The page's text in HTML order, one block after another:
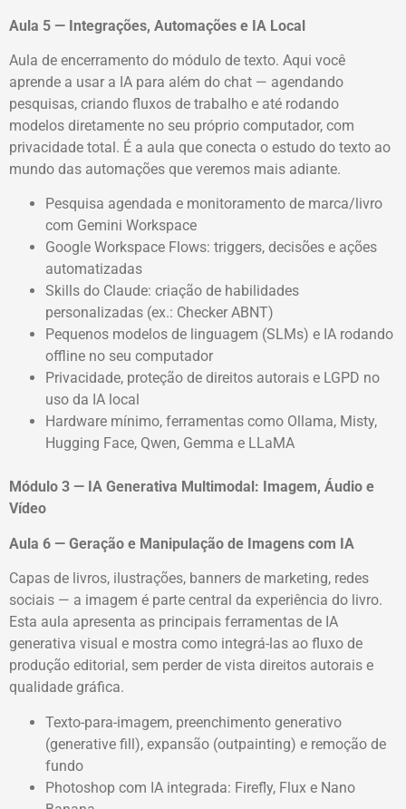
Aula 5 — Integrações, Automações e IA Local
Aula de encerramento do módulo de texto. Aqui você
aprende a usar a IA para além do chat — agendando
pesquisas, criando fluxos de trabalho e até rodando
modelos diretamente no seu próprio computador, com
privacidade total. É a aula que conecta o estudo do texto ao
mundo das automações que veremos mais adiante.
Pesquisa agendada e monitoramento de marca/livro
com Gemini Workspace
Google Workspace Flows: triggers, decisões e ações
automatizadas
Skills do Claude: criação de habilidades
personalizadas (ex.: Checker ABNT)
Pequenos modelos de linguagem (SLMs) e IA rodando
offline no seu computador
Privacidade, proteção de direitos autorais e LGPD no
uso da IA local
Hardware mínimo, ferramentas como Ollama, Misty,
Hugging Face, Qwen, Gemma e LLaMA
Módulo 3 — IA Generativa Multimodal: Imagem, Áudio e
Vídeo
Aula 6 — Geração e Manipulação de Imagens com IA
Capas de livros, ilustrações, banners de marketing, redes
sociais — a imagem é parte central da experiência do livro.
Esta aula apresenta as principais ferramentas de IA
generativa visual e mostra como integrá-las ao fluxo de
produção editorial, sem perder de vista direitos autorais e
qualidade gráfica.
Texto-para-imagem, preenchimento generativo
(generative fill), expansão (outpainting) e remoção de
fundo
Photoshop com IA integrada: Firefly, Flux e Nano